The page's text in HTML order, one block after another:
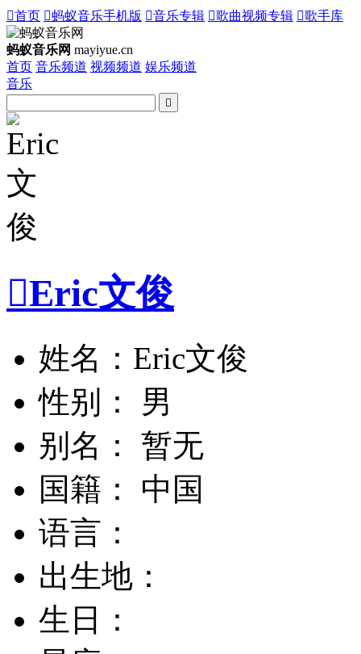
首页 蚂蚁音乐手机版 音乐专辑 歌曲视频专辑 歌手库
蚂蚁音乐网 mayiyue.cn
首页 音乐频道 视频频道 娱乐频道
音乐

Eric文俊
姓名：Eric文俊
性别： 男
别名： 暂无
国籍： 中国
语言：
出生地：
生日：